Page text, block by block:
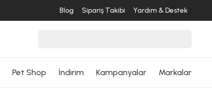
Blog Sipariş Takibi Yardım & Destek
Pet Shop İndirim Kampanyalar Markalar